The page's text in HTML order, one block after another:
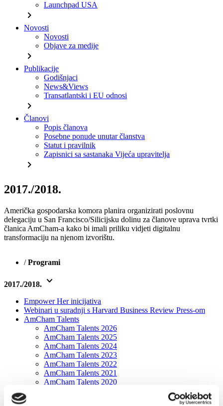
Launchpad USA
chevron_right
Novosti
Novosti
Objave za medije
chevron_right
Publikacije
Godišnjaci
News&Views
Transatlantski i EU odnosi
chevron_right
Članovi
Popis članova
Posebne ponude unutar članstva
Statut i pravilnik
Zapisnici sa sastanaka Vijeća upravitelja
chevron_right
2017./2018.
Američka gospodarska komora planira organizirati poslovnu
delegaciju u San Francisco/Silicijsku dolinu za članove uprava tvrtki
članica AmCham-a kako bi imali priliku vidjeti digitalnu
transformaciju na njenom izvorištu.
/Programi
2017./2018. keyboard_arrow_down
Empower Her inicijativa
Webinari u suradnji s Harvard Business Review Press-om
AmCham Talents
AmCham Talents 2026
AmCham Talents 2025
AmCham Talents 2024
AmCham Talents 2023
AmCham Talents 2022
AmCham Talents 2021
AmCham Talents 2020